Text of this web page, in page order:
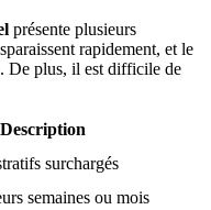
présente plusieurs
rapidement, et le
De plus, il est difficile de
Description
surchargés
semaines ou mois